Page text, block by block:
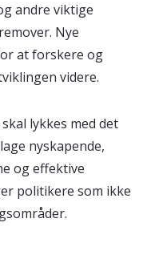
andre viktige
Nye
at forskere og
videre.
lykkes med det
nyskapende,
og effektive
politikere som ikke